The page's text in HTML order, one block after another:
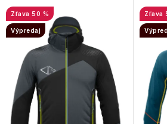
50 %
Výpredaj